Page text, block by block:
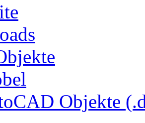
Objekte